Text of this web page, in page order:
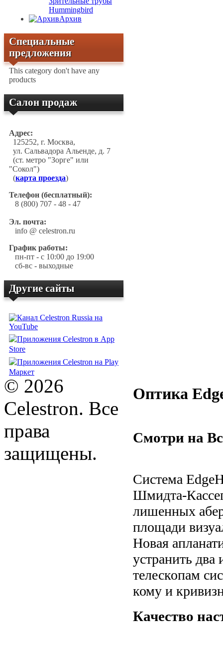
Hummingbird
Архив
Специальные
предложения
This category don't have any
products
Салон продаж
Адрес:
125252, г. Москва,
ул. Сальвадора Альенде, д. 7
(ст. метро "Зорге" или
"Сокол")
(карта проезда)
Телефон (бесплатный):
8 (800) 707 - 48 - 47
Эл. почта:
info @ celestron.ru
График работы:
пн-пт - с 10:00 до 19:00
сб-вс - выходные
Другие сайты
Оптика
Смотри на
Система
Шмидта-
лишенных
площади
Новая
устранить
телескопам
кому и
Качество
© 2026
Celestron. Все
права
защищены.